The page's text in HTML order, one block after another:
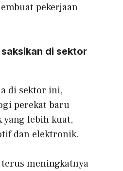
pekerjaan
di sektor
di sektor ini,
perekat baru
lebih kuat,
dan elektronik.
terus meningkatnya